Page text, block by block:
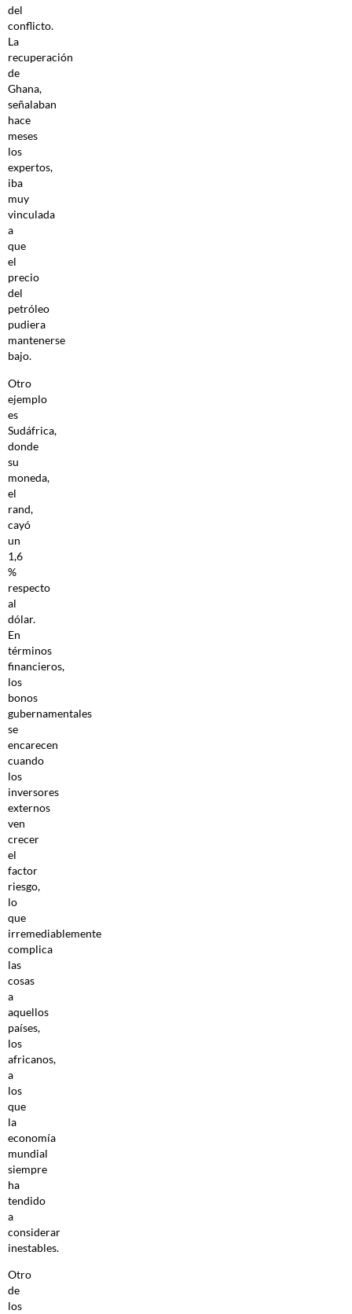
del
conflicto.
La
recuperación
de
Ghana,
señalaban
hace
meses
los
expertos,
iba
muy
vinculada
a
que
el
precio
del
petróleo
pudiera
mantenerse
bajo.
Otro
ejemplo
es
Sudáfrica,
donde
su
moneda,
el
rand,
cayó
un
1,6
%
respecto
al
dólar.
En
términos
financieros,
los
bonos
gubernamentales
se
encarecen
cuando
los
inversores
externos
ven
crecer
el
factor
riesgo,
lo
que
irremediablemente
complica
las
cosas
a
aquellos
países,
los
africanos,
a
los
que
la
economía
mundial
siempre
ha
tendido
a
considerar
inestables.
Otro
de
los